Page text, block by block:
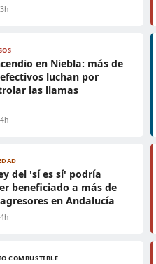
en Niebla: más de
luchan por
las llamas
del 'sí es sí' podría
beneficiado a más de
en Andalucía
COMBUSTIBLE